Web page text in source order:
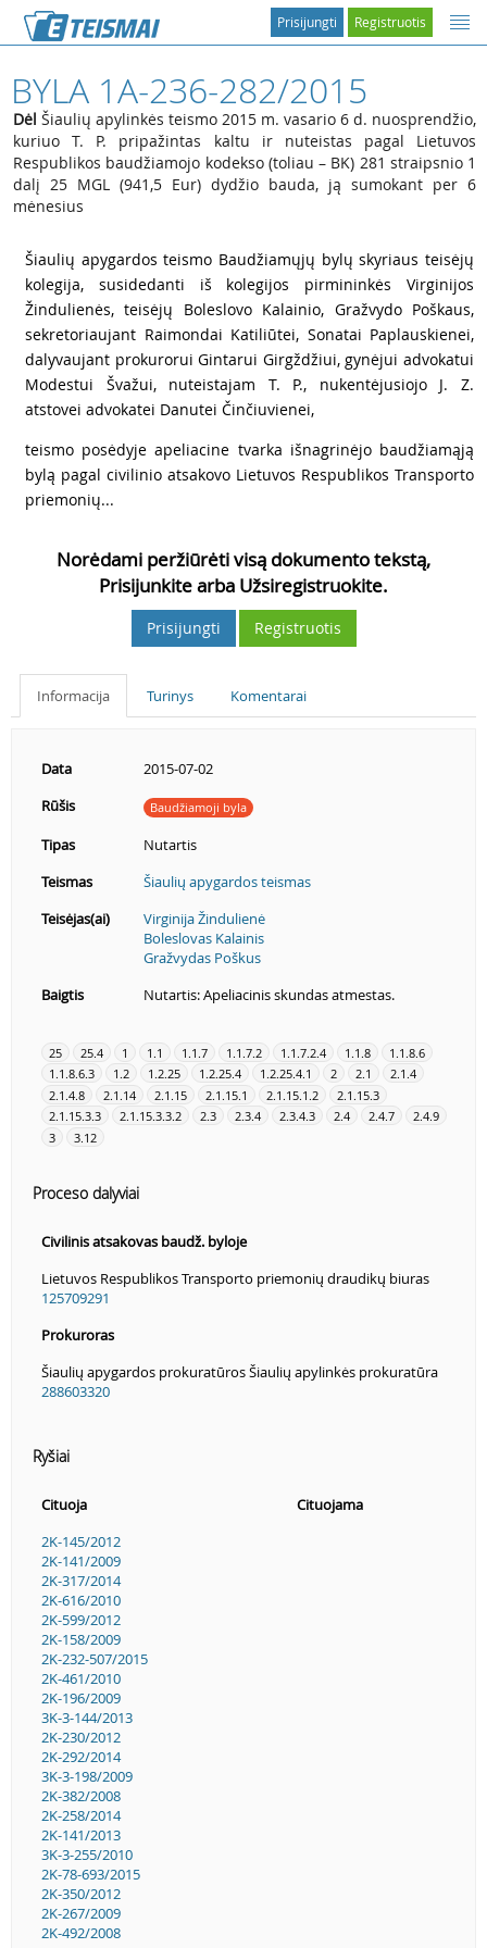
Registruotis
Prisijungti
BYLA 1A-236-282/2015
Dėl Šiaulių apylinkės teismo 2015 m. vasario 6 d. nuosprendžio,
kuriuo T. P. pripažintas kaltu ir nuteistas pagal Lietuvos
Respublikos baudžiamojo kodekso (toliau – BK) 281 straipsnio 1
dalį 25 MGL (941,5 Eur) dydžio bauda, ją sumokant per 6
mėnesius
Šiaulių apygardos teismo Baudžiamųjų bylų skyriaus teisėjų
kolegija, susidedanti iš kolegijos pirmininkės Virginijos
Žindulienės, teisėjų Boleslovo Kalainio, Gražvydo Poškaus,
sekretoriaujant Raimondai Katiliūtei, Sonatai Paplauskienei,
dalyvaujant prokurorui Gintarui Girgždžiui, gynėjui advokatui
Modestui Švažui, nuteistajam T. P., nukentėjusiojo J. Z.
atstovei advokatei Danutei Činčiuvienei,
teismo posėdyje apeliacine tvarka išnagrinėjo baudžiamąją
bylą pagal civilinio atsakovo Lietuvos Respublikos Transporto
priemonių...
Norėdami peržiūrėti visą dokumento tekstą,
Prisijunkite arba Užsiregistruokite.
Prisijungti Registruotis
Informacija Turinys Komentarai
Data
2015-07-02
Rūšis
Baudžiamoji byla
Tipas
Nutartis
Teismas
Šiaulių apygardos teismas
Teisėjas(ai)
Virginija Žindulienė
Boleslovas Kalainis
Gražvydas Poškus
Baigtis
Nutartis: Apeliacinis skundas atmestas.
25 25.4 1 1.1 1.1.7 1.1.7.2 1.1.7.2.4 1.1.8
1.1.8.6
1.1.8.6.3
1.2 1.2.25 1.2.25.4 1.2.25.4.1 2 2.1
2.1.4
2.1.4.8
2.1.14 2.1.15 2.1.15.1 2.1.15.1.2
2.1.15.3
2.1.15.3.3
2.1.15.3.3.2 2.3 2.3.4 2.3.4.3 2.4 2.4.7
2.4.9
3
3.12
Proceso dalyviai
Civilinis atsakovas baudž. byloje
Lietuvos Respublikos Transporto priemonių draudikų biuras
125709291
Prokuroras
Šiaulių apygardos prokuratūros Šiaulių apylinkės prokuratūra
288603320
Ryšiai
Cituoja
Cituojama
2K-145/2012
2K-141/2009
2K-317/2014
2K-616/2010
2K-599/2012
2K-158/2009
2K-232-507/2015
2K-461/2010
2K-196/2009
3K-3-144/2013
2K-230/2012
2K-292/2014
3K-3-198/2009
2K-382/2008
2K-258/2014
2K-141/2013
3K-3-255/2010
2K-78-693/2015
2K-350/2012
2K-267/2009
2K-492/2008